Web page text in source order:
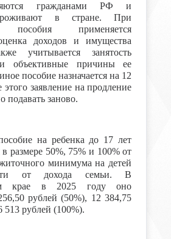
гражданами РФ и
в стране. При
пособия применяется
доходов и имущества
учитывается занятость
объективные причины ее
пособие назначается на 12
этого заявление на продление
заново.
на ребенка до 17 лет
в размере 50%, 75% и 100% от
минимума на детей
от дохода семьи. В
крае в 2025 году оно
рублей (50%), 12 384,75
513 рублей (100%).